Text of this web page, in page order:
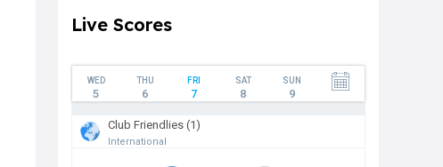
Live Scores
WED
5
THU
6
FRI
7
SAT
8
SUN
9
Club Friendlies (1)
International